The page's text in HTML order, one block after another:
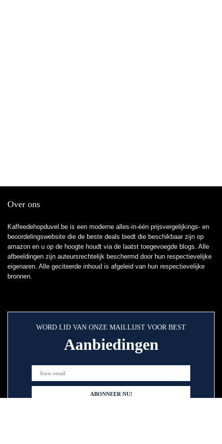
Over ons
Kaffeedehopduvel.be is een moderne alles-in-één prijsvergelijkings- en
beoordelingswebsite die de beste deals biedt die beschikbaar zijn op
amazon en u op de hoogte houdt via de laatst toegevoegde blogs. Alle
afbeeldingen zijn auteursrechtelijk beschermd door hun respectievelijke
eigenaren. Alle geciteerde inhoud is afgeleid van hun respectievelijke
bronnen.
WORD LID VAN ONZE MAILLIJST VOOR BEST
Aanbiedingen